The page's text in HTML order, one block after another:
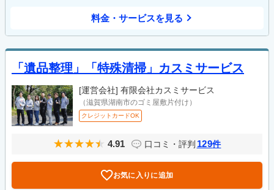
料金・サービスを見る
「遺品整理」「特殊清掃」カスミサービス
[運営会社] 有限会社カスミサービス
（滋賀県湖南市のゴミ屋敷片付け）
クレジットカードOK
4.91 口コミ・評判 129件
お気に入りに追加